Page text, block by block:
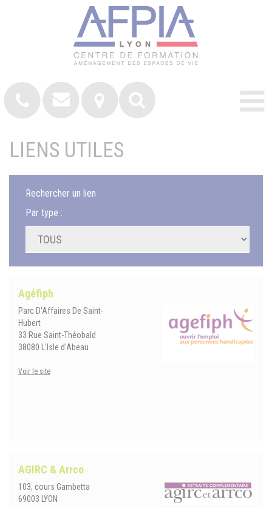
LIENS UTILES
Rechercher un lien
Par type :
Agéfiph
Parc D'Affaires De Saint-
Hubert
33 Rue Saint-Théobald
38080 L'Isle d'Abeau
Voir le site
AGIRC & Arrco
103, cours Gambetta
69003 LYON